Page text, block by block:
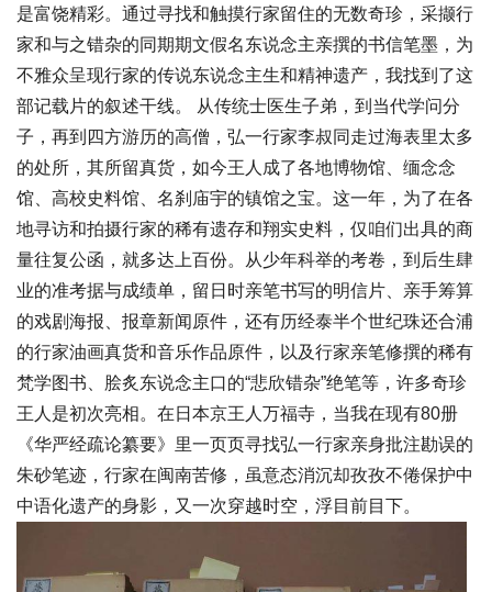
是富饶精彩。通过寻找和触摸行家留住的无数奇珍，采撷行
家和与之错杂的同期期文假名东说念主亲撰的书信笔墨，为
不雅众呈现行家的传说东说念主生和精神遗产，我找到了这
部记载片的叙述干线。 从传统士医生子弟，到当代学问分
子，再到四方游历的高僧，弘一行家李叔同走过海表里太多
的处所，其所留真货，如今王人成了各地博物馆、缅念念
馆、高校史料馆、名刹庙宇的镇馆之宝。这一年，为了在各
地寻访和拍摄行家的稀有遗存和翔实史料，仅咱们出具的商
量往复公函，就多达上百份。从少年科举的考卷，到后生肆
业的准考据与成绩单，留日时亲笔书写的明信片、亲手筹算
的戏剧海报、报章新闻原件，还有历经泰半个世纪珠还合浦
的行家油画真货和音乐作品原件，以及行家亲笔修撰的稀有
梵学图书、脍炙东说念主口的“悲欣错杂”绝笔等，许多奇珍
王人是初次亮相。在日本京王人万福寺，当我在现有80册
《华严经疏论纂要》里一页页寻找弘一行家亲身批注勘误的
朱砂笔迹，行家在闽南苦修，虽意态消沉却孜孜不倦保护中
中语化遗产的身影，又一次穿越时空，浮目前目下。